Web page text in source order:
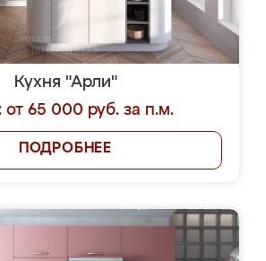
Кухня "Арли"
от 65 000 руб. за п.м.
ПОДРОБНЕЕ